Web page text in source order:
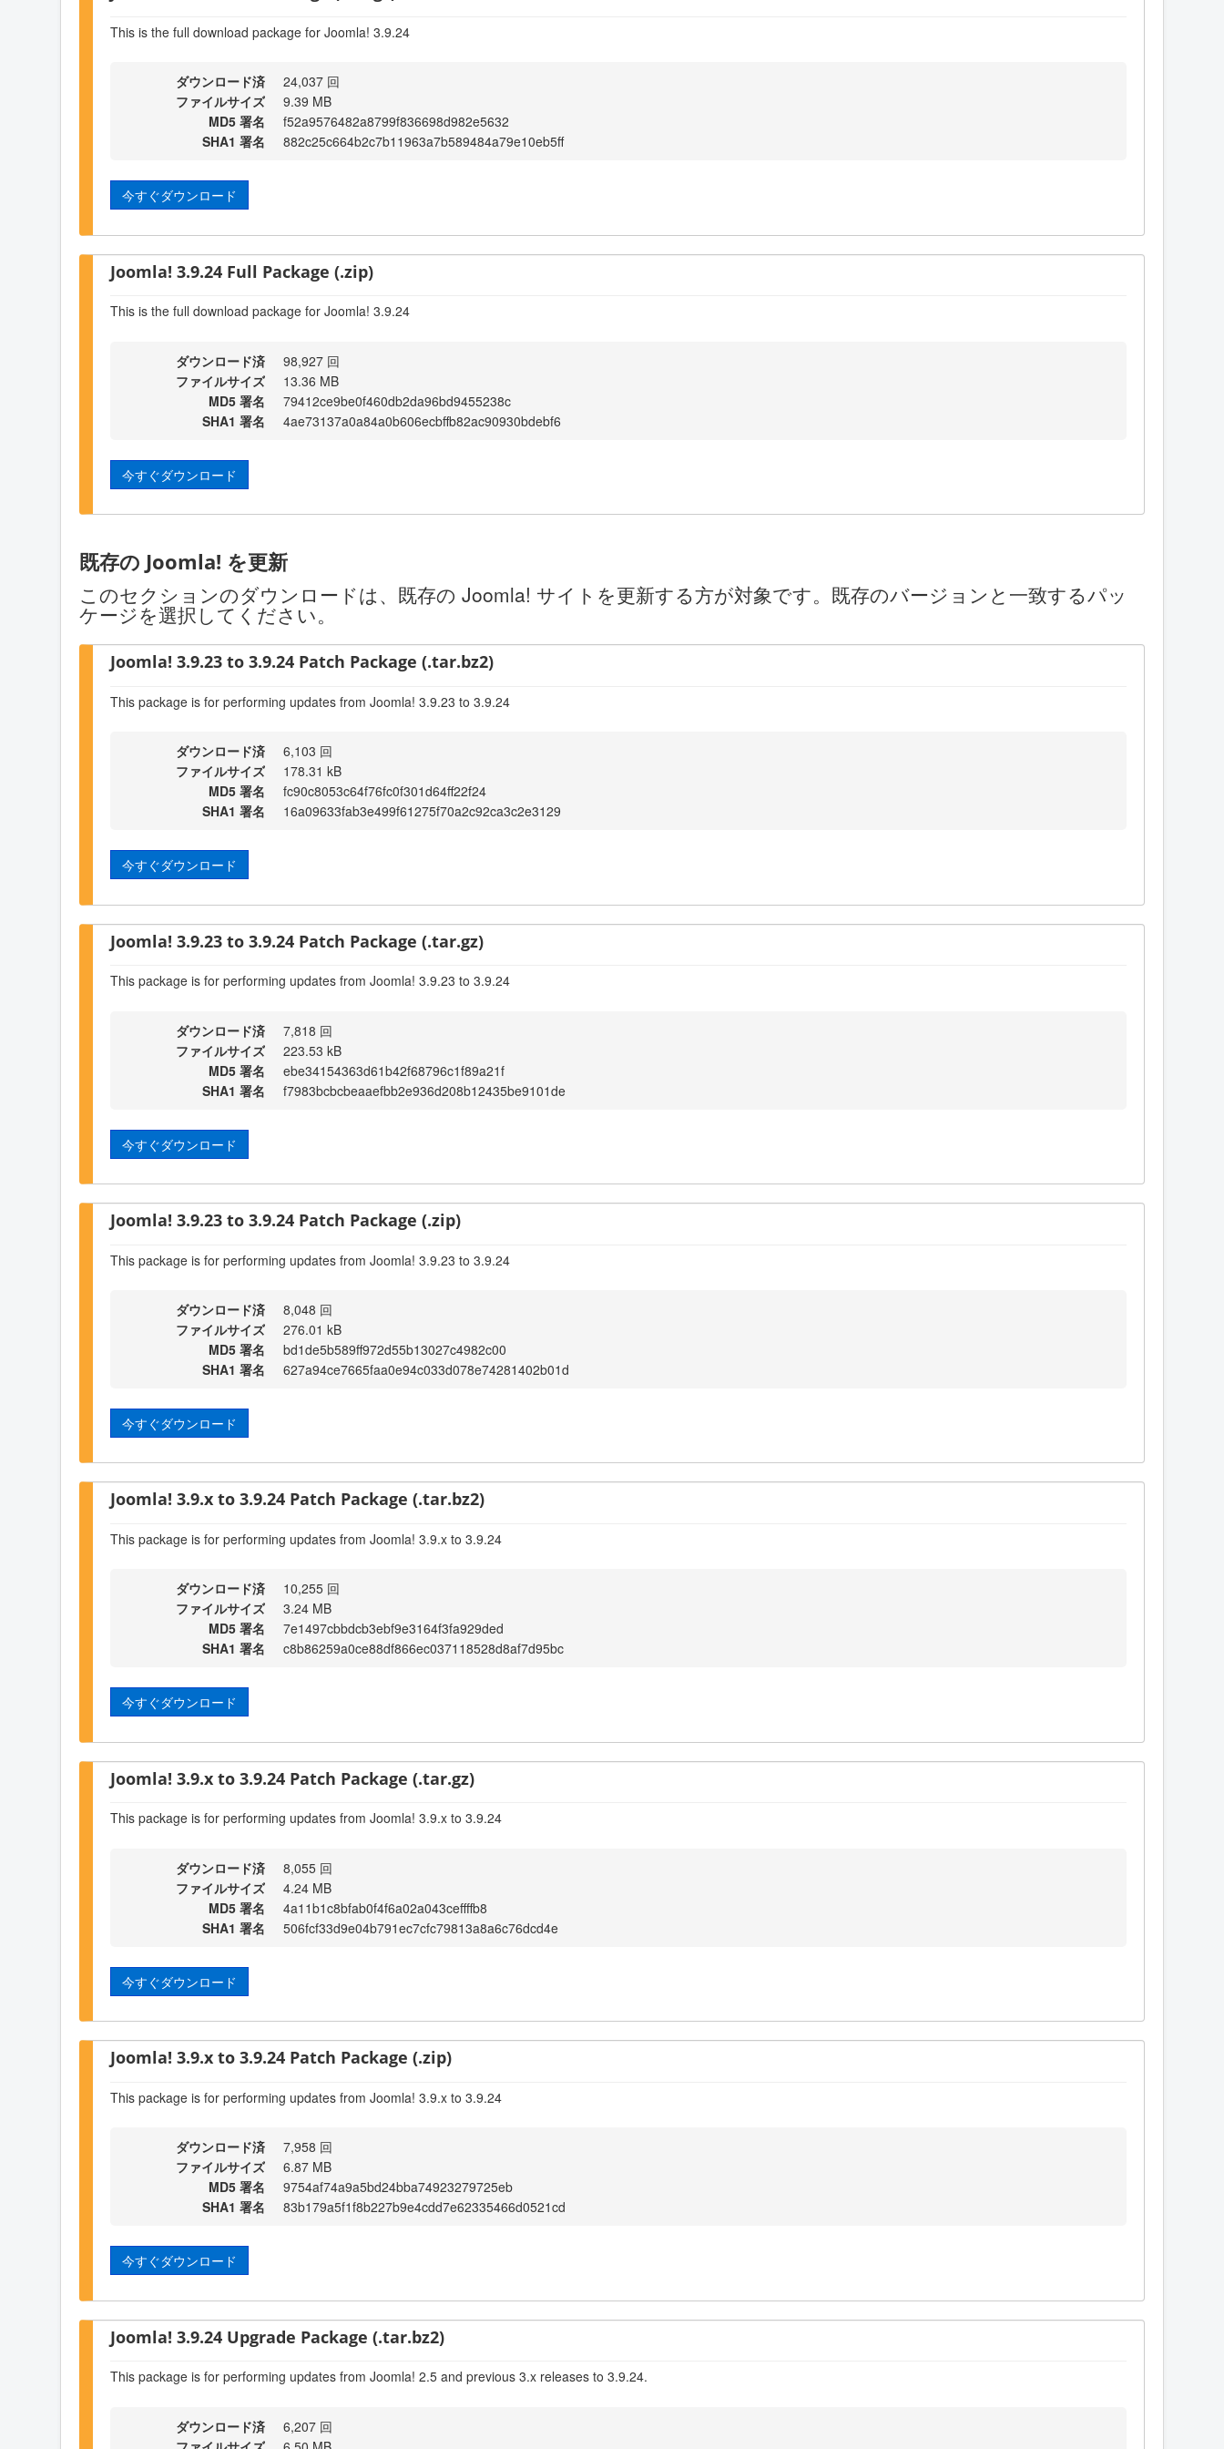
This is the full download package for Joomla! 3.9.24
ダウンロード済
24,037 回
ファイルサイズ
9.39 MB
MD5 署名
f52a9576482a8799f836698d982e5632
SHA1 署名
882c25c664b2c7b11963a7b589484a79e10eb5ff
今すぐダウンロード
Joomla! 3.9.24 Full Package (.zip)
This is the full download package for Joomla! 3.9.24
ダウンロード済
98,927 回
ファイルサイズ
13.36 MB
MD5 署名
79412ce9be0f460db2da96bd9455238c
SHA1 署名
4ae73137a0a84a0b606ecbffb82ac90930bdebf6
今すぐダウンロード
既存の Joomla! を更新
このセクションのダウンロードは、既存の Joomla! サイトを更新する方が対象です。既存のバージョンと一致するパッ
ケージを選択してください。
Joomla! 3.9.23 to 3.9.24 Patch Package (.tar.bz2)
This package is for performing updates from Joomla! 3.9.23 to 3.9.24
ダウンロード済
6,103 回
ファイルサイズ
178.31 kB
MD5 署名
fc90c8053c64f76fc0f301d64ff22f24
SHA1 署名
16a09633fab3e499f61275f70a2c92ca3c2e3129
今すぐダウンロード
Joomla! 3.9.23 to 3.9.24 Patch Package (.tar.gz)
This package is for performing updates from Joomla! 3.9.23 to 3.9.24
ダウンロード済
7,818 回
ファイルサイズ
223.53 kB
MD5 署名
ebe34154363d61b42f68796c1f89a21f
SHA1 署名
f7983bcbcbeaaefbb2e936d208b12435be9101de
今すぐダウンロード
Joomla! 3.9.23 to 3.9.24 Patch Package (.zip)
This package is for performing updates from Joomla! 3.9.23 to 3.9.24
ダウンロード済
8,048 回
ファイルサイズ
276.01 kB
MD5 署名
bd1de5b589ff972d55b13027c4982c00
SHA1 署名
627a94ce7665faa0e94c033d078e74281402b01d
今すぐダウンロード
Joomla! 3.9.x to 3.9.24 Patch Package (.tar.bz2)
This package is for performing updates from Joomla! 3.9.x to 3.9.24
ダウンロード済
10,255 回
ファイルサイズ
3.24 MB
MD5 署名
7e1497cbbdcb3ebf9e3164f3fa929ded
SHA1 署名
c8b86259a0ce88df866ec037118528d8af7d95bc
今すぐダウンロード
Joomla! 3.9.x to 3.9.24 Patch Package (.tar.gz)
This package is for performing updates from Joomla! 3.9.x to 3.9.24
ダウンロード済
8,055 回
ファイルサイズ
4.24 MB
MD5 署名
4a11b1c8bfab0f4f6a02a043ceffffb8
SHA1 署名
506fcf33d9e04b791ec7cfc79813a8a6c76dcd4e
今すぐダウンロード
Joomla! 3.9.x to 3.9.24 Patch Package (.zip)
This package is for performing updates from Joomla! 3.9.x to 3.9.24
ダウンロード済
7,958 回
ファイルサイズ
6.87 MB
MD5 署名
9754af74a9a5bd24bba74923279725eb
SHA1 署名
83b179a5f1f8b227b9e4cdd7e62335466d0521cd
今すぐダウンロード
Joomla! 3.9.24 Upgrade Package (.tar.bz2)
This package is for performing updates from Joomla! 2.5 and previous 3.x releases to 3.9.24.
ダウンロード済
6,207 回